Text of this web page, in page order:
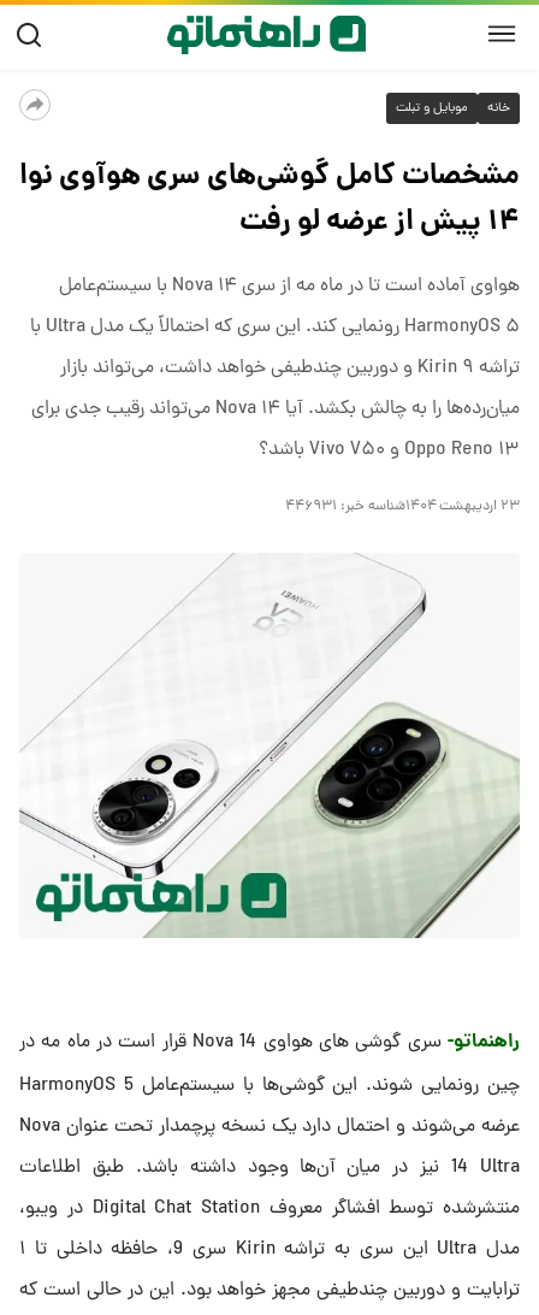
خانه موبایل و تبلت
مشخصات کامل گوشی‌های سری هوآوی نوا
۱۴ پیش از عرضه لو رفت
هواوی آماده است تا در ماه مه از سری Nova ۱۴ با سیستم‌عامل
HarmonyOS ۵ رونمایی کند. این سری که احتمالاً یک مدل Ultra با
تراشه Kirin ۹ و دوربین چندطیفی خواهد داشت، می‌تواند بازار
میان‌رده‌ها را به چالش بکشد. آیا Nova ۱۴ می‌تواند رقیب جدی برای
Oppo Reno ۱۳ و Vivo V۵۰ باشد؟
۲۳ اردیبهشت ۱۴۰۴ شناسه خبر: ۴۴۶۹۳۱
راهنماتو-
سری گوشی های هواوی Nova 14 قرار است در ماه مه در
چین رونمایی شوند. این گوشی‌ها با سیستم‌عامل HarmonyOS 5
عرضه می‌شوند و احتمال دارد یک نسخه پرچمدار تحت عنوان Nova
14 Ultra نیز در میان آن‌ها وجود داشته باشد. طبق اطلاعات
منتشرشده توسط افشاگر معروف Digital Chat Station در ویبو،
مدل Ultra این سری به تراشه Kirin سری 9، حافظه داخلی تا ۱
ترابایت و دوربین چندطیفی مجهز خواهد بود. این در حالی است که